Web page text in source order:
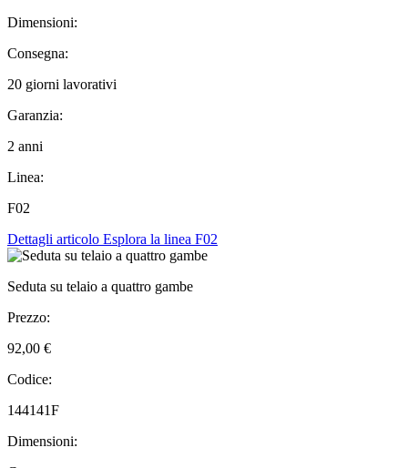
Dimensioni:
Consegna:
20 giorni lavorativi
Garanzia:
2 anni
Linea:
F02
Dettagli articolo Esplora la linea F02
Seduta su telaio a quattro gambe
Prezzo:
92,00 €
Codice:
144141F
Dimensioni: